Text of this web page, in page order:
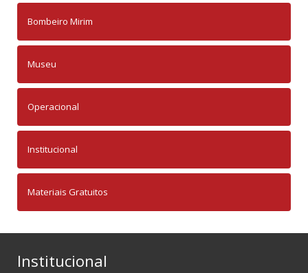
Bombeiro Mirim
Museu
Operacional
Institucional
Materiais Gratuitos
Institucional